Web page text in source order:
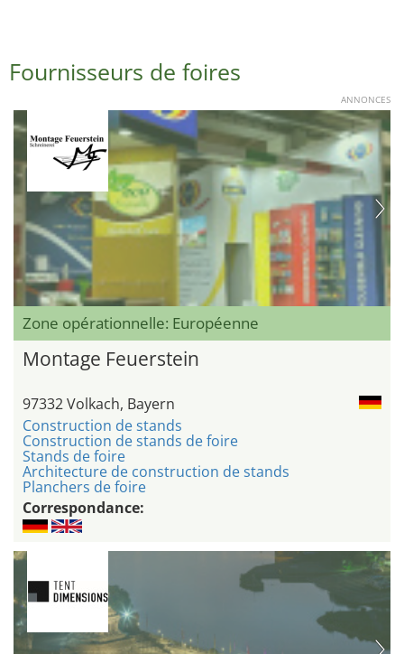
Fournisseurs de foires
ANNONCES
Zone opérationnelle: Européenne
Montage Feuerstein
97332 Volkach, Bayern
Construction de stands
Construction de stands de foire
Stands de foire
Architecture de construction de stands
Planchers de foire
Correspondance: